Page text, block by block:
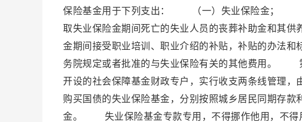
保险基金用于下列支出： （一）失业保险金；
取失业保险金期间死亡的失业人员的丧葬补助金和
金期间接受职业培训、职业介绍的补贴，补贴的办
务院规定或者批准的与失业保险有关的其他费用。
开设的社会保障基金财政专户，实行收支两条线管
购买国债的失业保险基金，分别按照城乡居民同期存
金。 失业保险基金专款专用，不得挪作他用，不